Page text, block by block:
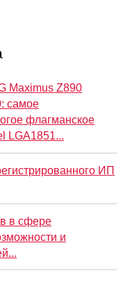
Maximus Z890
самое
флагманское
LGA1851...
ИП
в сфере
и